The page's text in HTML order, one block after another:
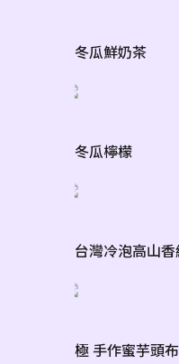
冬瓜鮮奶茶
冬瓜檸檬
台灣冷泡高山
極 手作蜜芋頭